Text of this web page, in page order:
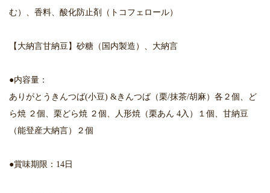
む）、香料、酸化防止剤（トコフェロール）
【大納言甘納豆】砂糖（国内製造）、大納言
●内容量：
ありがとうきんつば(小豆) &きんつば（栗/抹茶/胡麻）各２個、ど
ら焼 ２個、栗どら焼 ２個、人形焼（栗あん 4入）１個、甘納豆
（能登産大納言）２個
●賞味期限：14日